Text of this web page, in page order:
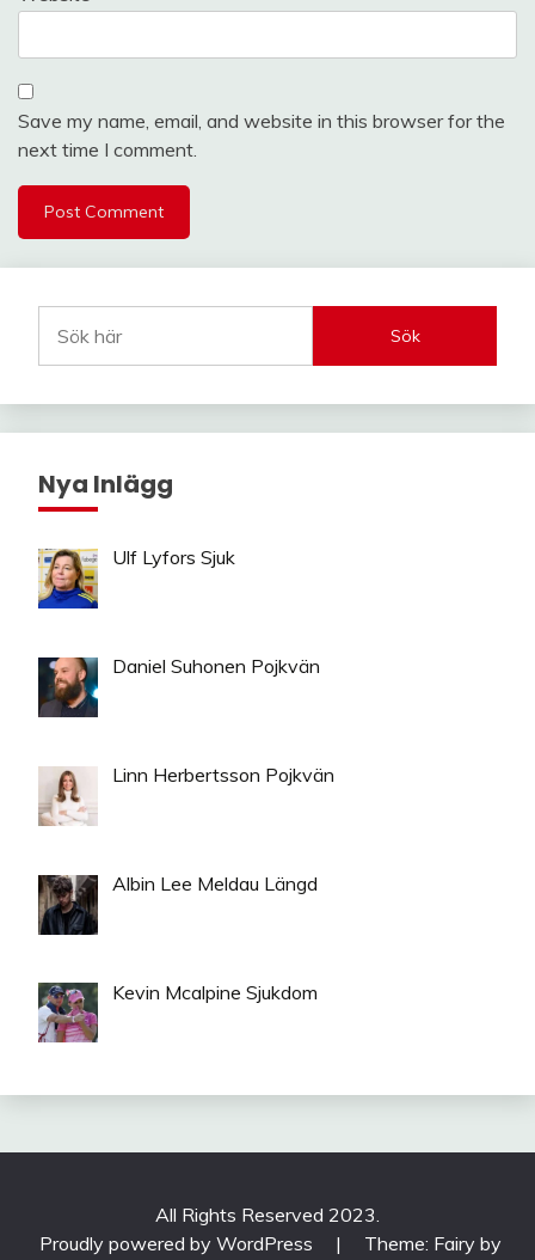
Save my name, email, and website in this browser for the
next time I comment.
Sök
Nya Inlägg
Ulf Lyfors Sjuk
Daniel Suhonen Pojkvän
Linn Herbertsson Pojkvän
Albin Lee Meldau Längd
Kevin Mcalpine Sjukdom
All Rights Reserved 2023.
Proudly powered by WordPress
| Theme: Fairy by